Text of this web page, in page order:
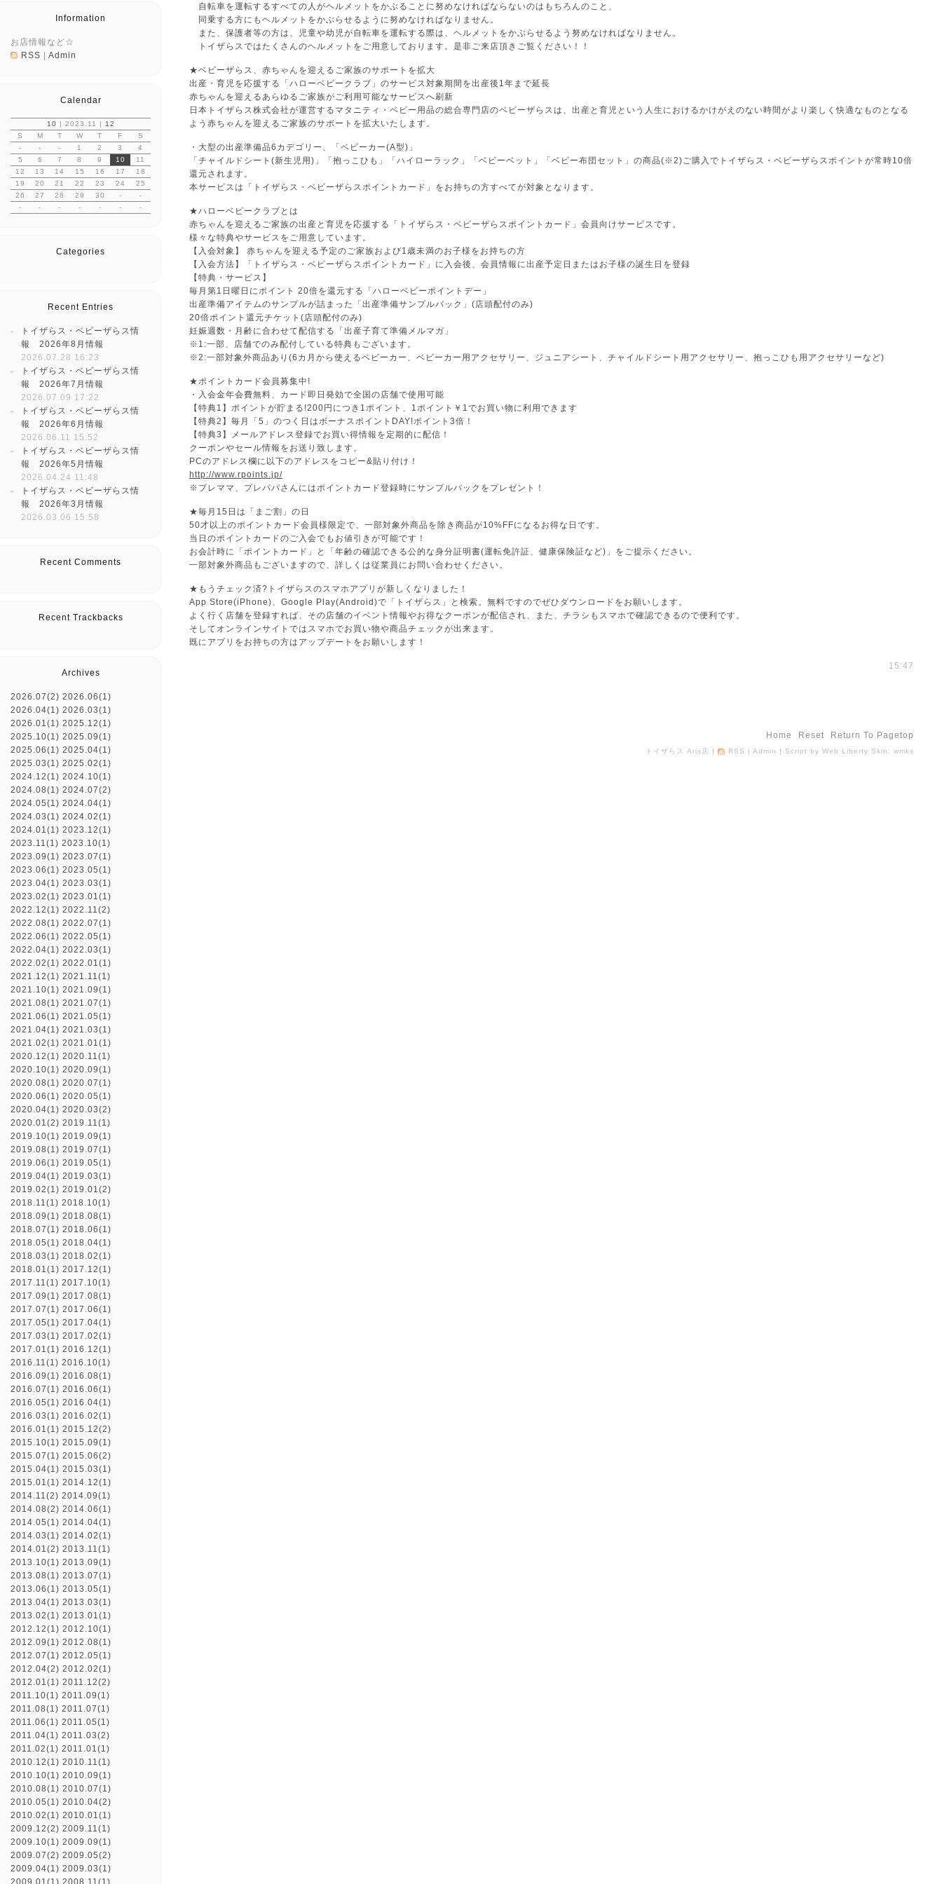
自転車を運転するすべての人がヘルメットをかぶることに努めなければならないのはもちろんのこと、
同乗する方にもヘルメットをかぶらせるように努めなければなりません。
また、保護者等の方は、児童や幼児が自転車を運転する際は、ヘルメットをかぶらせるよう努めなければなりません。
トイザらスではたくさんのヘルメットをご用意しております。是非ご来店頂きご覧ください！！
★ベビーザらス、赤ちゃんを迎えるご家族のサポートを拡大
出産・育児を応援する「ハローベビークラブ」のサービス対象期間を出産後1年まで延長
赤ちゃんを迎えるあらゆるご家族がご利用可能なサービスへ刷新
日本トイザらス株式会社が運営するマタニティ・ベビー用品の総合専門店のベビーザらスは、出産と育児という人生におけるかけがえのない時間がより楽しく快適なものとなる
よう赤ちゃんを迎えるご家族のサポートを拡大いたします。
・大型の出産準備品6カデゴリー、「ベビーカー(A型)」
「チャイルドシート(新生児用)」「抱っこひも」「ハイローラック」「ベビーベット」「ベビー布団セット」の商品(※2)ご購入でトイザらス・ベビーザらスポイントが常時10倍
還元されます。
本サービスは「トイザらス・ベビーザらスポイントカード」をお持ちの方すべてが対象となります。
★ハローベビークラブとは
赤ちゃんを迎えるご家族の出産と育児を応援する「トイザらス・ベビーザらスポイントカード」会員向けサービスです。
様々な特典やサービスをご用意しています。
【入会対象】 赤ちゃんを迎える予定のご家族および1歳未満のお子様をお持ちの方
【入会方法】「トイザらス・ベビーザらスポイントカード」に入会後、会員情報に出産予定日またはお子様の誕生日を登録
【特典・サービス】
毎月第1日曜日にポイント 20倍を還元する「ハローベビーポイントデー」
出産準備アイテムのサンプルが詰まった「出産準備サンプルバック」(店頭配付のみ)
20倍ポイント還元チケット(店頭配付のみ)
妊娠週数・月齢に合わせて配信する「出産子育て準備メルマガ」
※1:一部、店舗でのみ配付している特典もございます。
※2:一部対象外商品あり(6カ月から使えるベビーカー、ベビーカー用アクセサリー、ジュニアシート、チャイルドシート用アクセサリー、抱っこひも用アクセサリーなど)
★ポイントカード会員募集中!
・入会金年会費無料、カード即日発効で全国の店舗で使用可能
【特典1】ポイントが貯まる!200円につき1ポイント、1ポイント￥1でお買い物に利用できます
【特典2】毎月「5」のつく日はボーナスポイントDAY!ポイント3倍！
【特典3】メールアドレス登録でお買い得情報を定期的に配信！
クーポンやセール情報をお送り致します。
PCのアドレス欄に以下のアドレスをコピー&貼り付け！
http://www.rpoints.jp/
※プレママ、プレパパさんにはポイントカード登録時にサンプルバックをプレゼント！
★毎月15日は「まご割」の日
50才以上のポイントカード会員様限定で、一部対象外商品を除き商品が10%FFになるお得な日です。
当日のポイントカードのご入会でもお値引きが可能です！
お会計時に「ポイントカード」と「年齢の確認できる公的な身分証明書(運転免許証、健康保険証など)」をご提示ください。
一部対象外商品もございますので、詳しくは従業員にお問い合わせください。
★もうチェック済?トイザらスのスマホアプリが新しくなりました！
App Store(iPhone)、Google Play(Android)で「トイザらス」と検索。無料ですのでぜひダウンロードをお願いします。
よく行く店舗を登録すれば、その店舗のイベント情報やお得なクーポンが配信され、また、チラシもスマホで確認できるので便利です。
そしてオンラインサイトではスマホでお買い物や商品チェックが出来ます。
既にアプリをお持ちの方はアップデートをお願いします！
15:47
Information
お店情報など☆
RSS
Admin
Calendar
10 | 2023.11 |
12
S
M T W T F
S
-
- - 1 2 3
4
5
6 7 8 9 10
11
12
13 14 15 16 17
18
19
20 21 22 23 24
25
26
27 28 29 30 -
-
-
- - - - - -
Categories
Recent Entries
トイザらス・ベビーザらス情
報 2026年8月情報
2026.07.28 16:23
トイザらス・ベビーザらス情
報 2026年7月情報
2026.07.09 17:22
トイザらス・ベビーザらス情
報 2026年6月情報
2026.06.11 15:52
トイザらス・ベビーザらス情
報 2026年5月情報
2026.04.24 11:48
トイザらス・ベビーザらス情
報 2026年3月情報
2026.03.06 15:58
Recent Comments
Recent Trackbacks
Archives
2026.07(2) 2026.06(1)
2026.04(1) 2026.03(1)
2026.01(1) 2025.12(1)
2025.10(1) 2025.09(1)
2025.06(1) 2025.04(1)
2025.03(1) 2025.02(1)
2024.12(1) 2024.10(1)
2024.08(1) 2024.07(2)
2024.05(1) 2024.04(1)
2024.03(1) 2024.02(1)
2024.01(1) 2023.12(1)
2023.11(1) 2023.10(1)
2023.09(1) 2023.07(1)
2023.06(1) 2023.05(1)
2023.04(1) 2023.03(1)
2023.02(1) 2023.01(1)
2022.12(1) 2022.11(2)
2022.08(1) 2022.07(1)
2022.06(1) 2022.05(1)
2022.04(1) 2022.03(1)
2022.02(1) 2022.01(1)
2021.12(1) 2021.11(1)
2021.10(1) 2021.09(1)
2021.08(1) 2021.07(1)
2021.06(1) 2021.05(1)
2021.04(1) 2021.03(1)
2021.02(1) 2021.01(1)
2020.12(1) 2020.11(1)
2020.10(1) 2020.09(1)
2020.08(1) 2020.07(1)
2020.06(1) 2020.05(1)
2020.04(1) 2020.03(2)
2020.01(2) 2019.11(1)
2019.10(1) 2019.09(1)
2019.08(1) 2019.07(1)
2019.06(1) 2019.05(1)
2019.04(1) 2019.03(1)
2019.02(1) 2019.01(2)
2018.11(1) 2018.10(1)
2018.09(1) 2018.08(1)
2018.07(1) 2018.06(1)
2018.05(1) 2018.04(1)
2018.03(1) 2018.02(1)
2018.01(1) 2017.12(1)
2017.11(1) 2017.10(1)
2017.09(1) 2017.08(1)
2017.07(1) 2017.06(1)
2017.05(1) 2017.04(1)
2017.03(1) 2017.02(1)
2017.01(1) 2016.12(1)
2016.11(1) 2016.10(1)
2016.09(1) 2016.08(1)
2016.07(1) 2016.06(1)
2016.05(1) 2016.04(1)
2016.03(1) 2016.02(1)
2016.01(1) 2015.12(2)
2015.10(1) 2015.09(1)
2015.07(1) 2015.06(2)
2015.04(1) 2015.03(1)
2015.01(1) 2014.12(1)
2014.11(2) 2014.09(1)
2014.08(2) 2014.06(1)
2014.05(1) 2014.04(1)
2014.03(1) 2014.02(1)
2014.01(2) 2013.11(1)
2013.10(1) 2013.09(1)
2013.08(1) 2013.07(1)
2013.06(1) 2013.05(1)
2013.04(1) 2013.03(1)
2013.02(1) 2013.01(1)
2012.12(1) 2012.10(1)
2012.09(1) 2012.08(1)
2012.07(1) 2012.05(1)
2012.04(2) 2012.02(1)
2012.01(1) 2011.12(2)
2011.10(1) 2011.09(1)
2011.08(1) 2011.07(1)
2011.06(1) 2011.05(1)
2011.04(1) 2011.03(2)
2011.02(1) 2011.01(1)
2010.12(1) 2010.11(1)
2010.10(1) 2010.09(1)
2010.08(1) 2010.07(1)
2010.05(1) 2010.04(2)
2010.02(1) 2010.01(1)
2009.12(2) 2009.11(1)
2009.10(1) 2009.09(1)
2009.07(2) 2009.05(2)
2009.04(1) 2009.03(1)
2009.01(1) 2008.11(1)
Home Reset Return To Pagetop
トイザらス Aris店 | RSS | Admin | Script by Web Liberty Skin: wmks